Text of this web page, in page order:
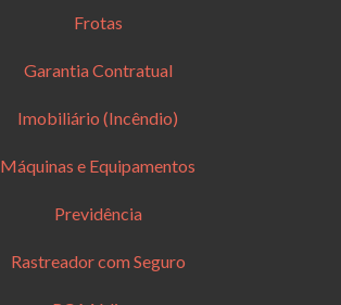
Frotas
Garantia Contratual
Imobiliário (Incêndio)
Máquinas e Equipamentos
Previdência
Rastreador com Seguro